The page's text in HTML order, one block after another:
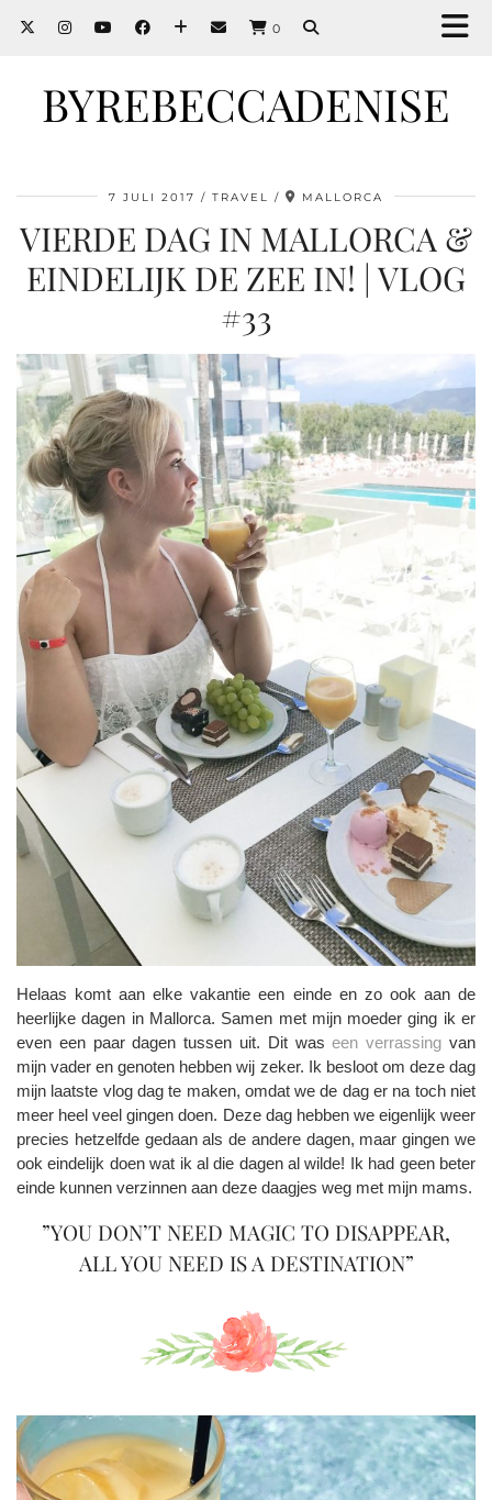
0
BYREBECCADENISE
7 JULI 2017 TRAVEL MALLORCA
VIERDE DAG IN MALLORCA &
EINDELIJK DE ZEE IN! | VLOG
#33
Helaas komt aan elke vakantie een einde en zo ook aan de
heerlijke dagen in Mallorca. Samen met mijn moeder ging ik er
even een paar dagen tussen uit. Dit waseen verrassing van
mijn vader en genoten hebben wij zeker. Ik besloot om deze dag
mijn laatste vlog dag te maken, omdat we de dag er na toch niet
meer heel veel gingen doen. Deze dag hebben we eigenlijk weer
precies hetzelfde gedaan als de andere dagen, maar gingen we
ook eindelijk doen wat ik al die dagen al wilde! Ik had geen beter
einde kunnen verzinnen aan deze daagjes weg met mijn mams.
”YOU DON’T NEED MAGIC TO DISAPPEAR,
ALL YOU NEED IS A DESTINATION”